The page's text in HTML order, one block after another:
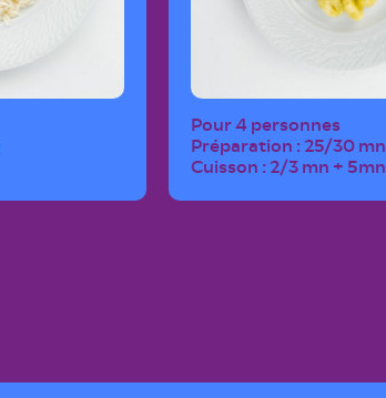
Pour 4 personnes
Préparation : 25/30 mn
Cuisson : 2/3 mn + 5mn